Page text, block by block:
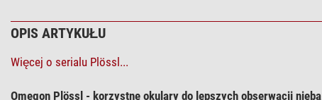
OPIS ARTYKUŁU
Więcej o serialu Plössl...
Omegon Plössl - korzystne okulary do lepszych obserwacji nieba